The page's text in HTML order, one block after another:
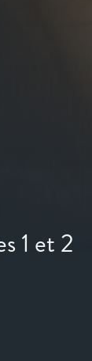
1 et 2